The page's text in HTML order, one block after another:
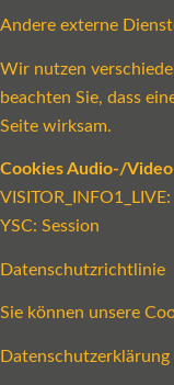
Andere externe
Wir nutzen
beachten Sie, dass
Seite wirksam.
Cookies Audio-/
YSC: Session
Datenschutzrichtlinie
Sie können unsere
Datenschutzerklärung